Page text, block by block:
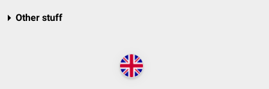
Other stuff